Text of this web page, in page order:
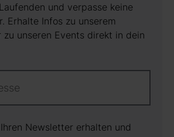
und verpasse keine
Erhalte Infos zu unserem
unseren Events direkt in dein
Newsletter erhalten und